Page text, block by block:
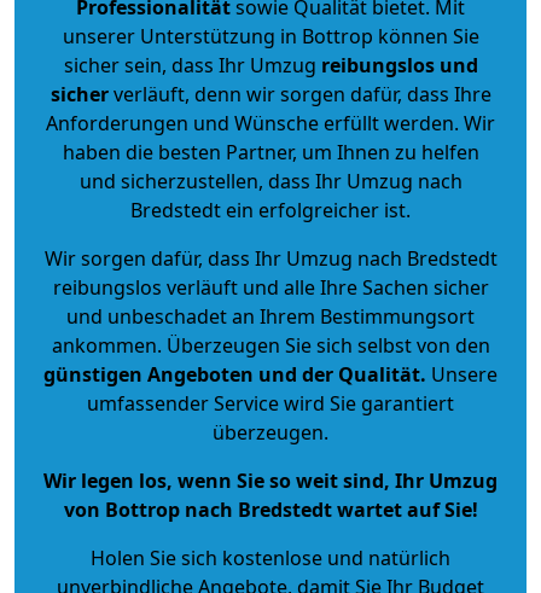
Professionalitätsowie Qualität bietet. Mit
unserer Unterstützung in Bottrop können Sie
sicher sein, dass Ihr Umzug reibungslos und
sicherverläuft, denn wir sorgen dafür, dass Ihre
Anforderungen und Wünsche erfüllt werden. Wir
haben die besten Partner, um Ihnen zu helfen
und sicherzustellen, dass Ihr Umzug nach
Bredstedt ein erfolgreicher ist.
Wir sorgen dafür, dass Ihr Umzug nach Bredstedt
reibungslos verläuft und alle Ihre Sachen sicher
und unbeschadet an Ihrem Bestimmungsort
ankommen. Überzeugen Sie sich selbst von den
günstigen Angeboten und der Qualität. Unsere
umfassender Service wird Sie garantiert
überzeugen.
Wir legen los, wenn Sie so weit sind, Ihr Umzug
von Bottrop nach Bredstedt wartet auf Sie!
Holen Sie sich kostenlose und natürlich
unverbindliche Angebote, damit Sie Ihr Budget